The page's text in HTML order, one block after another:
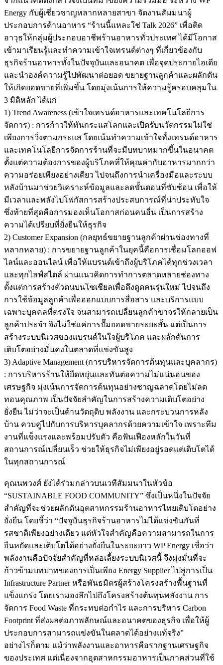
Energy กับผู้เชี่ยวชาญหลากหลายสาขา จัดงานสัมมนาผู้
ประกอบการด้านอาหาร “ร้านนี้แหละใช่ Talk 2026” เพื่อติด
อาวุธให้กลุ่มผู้ประกอบอาชีพร้านอาหารทั่วประเทศ ได้มีโอกาส
เข้ามาเรียนรู้และทำความเข้าใจเทรนด์ต่างๆ ที่เกี่ยวข้องกับ
ธุรกิจร้านอาหารทั้งในปัจจุบันและอนาคต เพื่อจุดประกายไอเดีย
และนำองค์ความรู้ไปพัฒนาต่อยอด ขยายฐานลูกค้าและผลักดัน
ให้เกิดยอดขายที่เพิ่มขึ้น โดยมุ่งเน้นการให้ความรู้ครอบคลุมใน
3 มิติหลัก ได้แก่
1) Trend Awareness (เข้าใจเทรนด์อาหารและเทคโนโลยีการ
จัดการ) : การก้าวให้ทันกระแสโลกและเปิดรับนวัตกรรมไม่ใช่
เพียงการวิ่งตามกระแส โดยเน้นทำความเข้าใจทั้งเทรนด์อาหาร
และเทคโนโลยีการจัดการร้านที่จะมีบทบาทมากขึ้นในอนาคต
ตั้งแต่ความต้องการของผู้บริโภคที่ให้คุณค่ากับอาหารมากกว่า
ความอร่อยเพียงอย่างเดียว ไปจนถึงการนำเครื่องมือและระบบ
หลังบ้านมาช่วยวิเคราะห์ข้อมูลและลดขั้นตอนที่ซับซ้อน เพื่อให้
มีเวลาและพลังไปโฟกัสการสร้างประสบการณ์ที่น่าประทับใจ
ซึ่งท้ายที่สุดคือการมองเห็นโอกาสก่อนคนอื่น เป็นการสร้าง
ความได้เปรียบที่ยั่งยืนให้ธุรกิจ
2) Customer Expansion (กลยุทธ์ขยายฐานลูกค้าผ่านช่องทางที่
หลากหลาย) : การขยายฐานลูกค้าในยุคนี้คือการเชื่อมโลกออฟ
ไลน์และออนไลน์ เพื่อให้แบรนด์เข้าถึงผู้บริโภคได้ทุกช่วงเวลา
และทุกไลฟ์สไตล์ ผ่านแนวคิดการทำการตลาดหลายช่องทาง
ตั้งแต่การสร้างตัวตนบนโซเชียลเพื่อดึงดูดคนรุ่นใหม่ ไปจนถึง
การใช้ข้อมูลลูกค้าเพื่อออกแบบการสื่อสาร และบริการแบบ
เฉพาะบุคคลที่ตรงใจ จนสามารถเปลี่ยนลูกค้าขาจรให้กลายเป็น
ลูกค้าประจำ จึงไม่ใช่แค่การปั๊มยอดขายระยะสั้น แต่เป็นการ
สร้างระบบนิเวศของแบรนด์ในใจผู้บริโภค และผลักดันการ
เติบโตอย่างมั่นคงในตลาดที่แข่งขันสูง
3) Adaptive Management (การบริหารจัดการต้นทุนและบุคลากร)
: การบริหารร้านให้ยืดหยุ่นและทันต่อความไม่แน่นอนของ
เศรษฐกิจ มุ่งเน้นการจัดการต้นทุนอย่างชาญฉลาดโดยไม่ลด
ทอนคุณภาพ เป็นปัจจัยสำคัญในการสร้างความเติบโตอย่าง
ยั่งยืน ไม่ว่าจะเป็นด้านวัตถุดิบ พลังงาน และกระบวนการหลัง
บ้าน ควบคู่ไปกับการบริหารบุคลากรด้วยความเข้าใจ เพราะทีม
งานที่แข็งแรงและพร้อมปรับตัว คือฟันเฟืองหลักในวันที่
สถานการณ์เปลี่ยนเร็ว ช่วยให้ธุรกิจไม่เพียงอยู่รอดแต่เติบโตได้
ในทุกสถานการณ์
คุณนพวงศ์ ยังได้ร่วมกล่าวบนเวทีสัมมนาในหัวข้อ
“SUSTAINABLE FOOD COMMUNITY” ซึ่งเป็นหนึ่งในปัจจัย
สำคัญที่จะช่วยผลักดันอุตสาหกรรมร้านอาหารไทยเติบโตอย่าง
ยั่งยืน โดยชี้ว่า “ปัจจุบันธุรกิจร้านอาหารไม่ได้แข่งขันกันที่
รสชาติเพียงอย่างเดียว แต่หัวใจสำคัญคือความสามารถในการ
ยืนหยัดและเติบโตได้อย่างยั่งยืนในระยะยาว WP Energy เชื่อว่า
พลังงานคือปัจจัยสำคัญที่หล่อเลี้ยงระบบนิเวศนี้ จึงมุ่งมั่นที่จะ
ก้าวข้ามบทบาทของการเป็นเพียง Energy Supplier ไปสู่การเป็น
Infrastructure Partner หรือพันธมิตรผู้สร้างโครงสร้างพื้นฐานที่
แข็งแกร่ง โดยเรามองลึกไปถึงโครงสร้างต้นทุนพลังงาน การ
จัดการ Food Waste ที่กระทบต่อกำไร และการบริหาร Carbon
Footprint ที่ส่งผลต่อภาพลักษณ์และอนาคตของธุรกิจ เพื่อให้ผู้
ประกอบการสามารถแข่งขันในตลาดได้อย่างแท้จริง”
อย่างไรก็ตาม แม้ว่าพลังงานและอาหารคือรากฐานเศรษฐกิจ
ของประเทศ แต่เนื่องจากอุตสาหกรรมอาหารเป็นภาคส่วนที่ใช้